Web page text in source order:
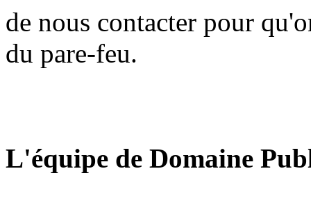
de nous contacter pour
du pare-feu.
L'équipe de Domaine